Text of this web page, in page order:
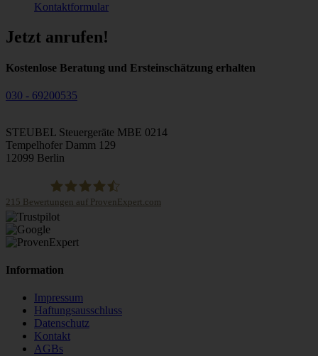
Kontaktformular
Jetzt anrufen!
Kostenlose Beratung und Ersteinschätzung erhalten
030 - 69200535
STEUBEL Steuergeräte MBE 0214
Tempelhofer Damm 129
12099 Berlin
STEUBEL Steuergeräte Annahme Filiale MBE 0214
215 Bewertungen auf ProvenExpert.com
Information
Impressum
Haftungsausschluss
Datenschutz
Kontakt
AGBs